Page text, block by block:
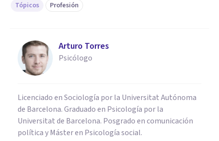
Tópicos Profesión
Arturo Torres
Psicólogo
Licenciado en Sociología por la Universitat Autónoma
de Barcelona. Graduado en Psicología por la
Universitat de Barcelona. Posgrado en comunicación
política y Máster en Psicología social.